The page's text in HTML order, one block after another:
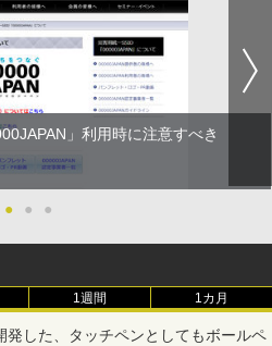
」利用時に注意すべき
● ● ●
1週間 1カ月
発した、タッチペンとしてもボールペ